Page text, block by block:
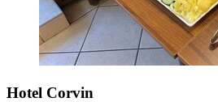
Hotel Corvin